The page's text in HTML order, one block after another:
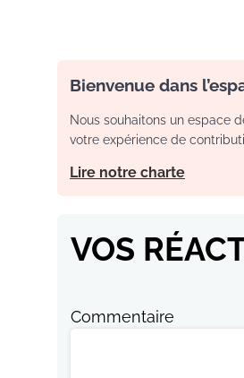
Bienvenue dans
Nous souhaitons un espace
votre expérience de
Lire notre charte
VOS
Commentaire